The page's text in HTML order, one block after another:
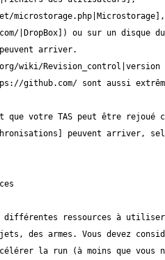
microstorage.php|Microstorage],
|DropBox]) ou sur un disque
arriver.
wiki/Revision_control|version
que votre TAS peut être rejoué
peuvent arriver,
différentes ressources à
des armes. Vous devez
la run (à moins que vous